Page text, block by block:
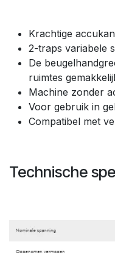
Krachtige
2-traps variabele
De
ruimtes
Machine zonder
Voor gebruik in
Compatibel met
Technische